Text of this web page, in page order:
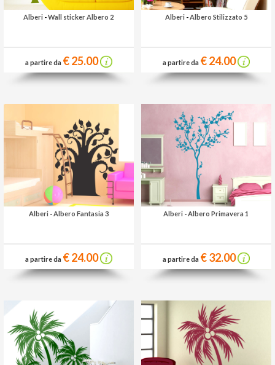
Alberi -Wall sticker Albero 2
a partire da € 25.00
Alberi -Albero Stilizzato 5
a partire da € 24.00
Alberi -Albero Fantasia 3
a partire da € 24.00
Alberi -Albero Primavera 1
a partire da € 32.00